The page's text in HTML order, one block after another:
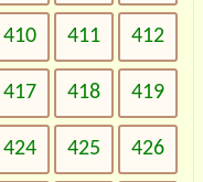
410 411 412
417 418 419
424 425 426